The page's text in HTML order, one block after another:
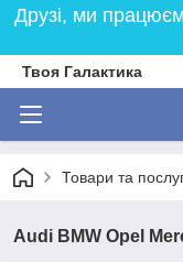
Друзі, ми
Твоя Галактика
Товари та
Audi BMW Opel